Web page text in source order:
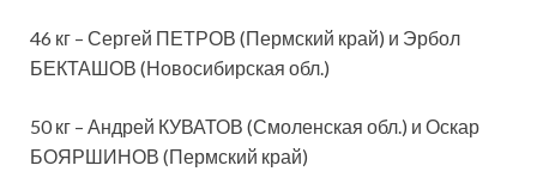
46 кг – Сергей ПЕТРОВ (Пермский край) и Эрбол
БЕКТАШОВ (Новосибирская обл.)
50 кг – Андрей КУВАТОВ (Смоленская обл.) и Оскар
БОЯРШИНОВ (Пермский край)